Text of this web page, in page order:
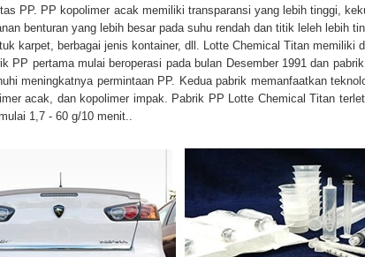
PP. PP kopolimer acak memiliki transparansi yang lebih tinggi,
benturan yang lebih besar pada suhu rendah dan titik leleh lebih
karpet, berbagai jenis kontainer, dll. Lotte Chemical Titan memiliki
pertama mulai beroperasi pada bulan Desember 1991 dan
meningkatnya permintaan PP. Kedua pabrik memanfaatkan
acak, dan kopolimer impak. Pabrik PP Lotte Chemical Titan
1,7 - 60 g/10 menit..